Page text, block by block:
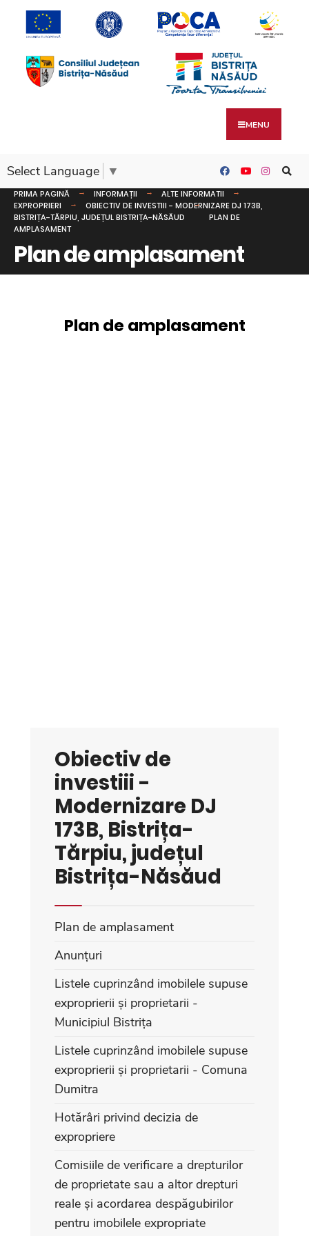
MENU
Select Language ▼
PRIMA PAGINĂ INFORMAȚII
ALTE INFORMATII
EXPROPRIERI
OBIECTIV DE INVESTIII - MODERNIZARE DJ 173B,
BISTRIȚA-TĂRPIU, JUDEȚUL BISTRIȚA-NĂSĂUD
PLAN DE
AMPLASAMENT
Plan de amplasament
Plan de amplasament
Obiectiv de
investiii -
Modernizare DJ
173B, Bistrița-
Tărpiu, județul
Bistrița-Năsăud
Plan de amplasament
Anunțuri
Listele cuprinzând imobilele supuse
exproprierii și proprietarii -
Municipiul Bistrița
Listele cuprinzând imobilele supuse
exproprierii și proprietarii - Comuna
Dumitra
Hotărâri privind decizia de
expropriere
Comisiile de verificare a drepturilor
de proprietate sau a altor drepturi
reale și acordarea despăgubirilor
pentru imobilele expropriate